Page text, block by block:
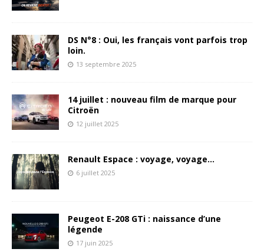
DS N°8 : Oui, les français vont parfois trop
loin.
13 septembre 2025
14 juillet : nouveau film de marque pour
Citroën
12 juillet 2025
Renault Espace : voyage, voyage…
6 juillet 2025
Peugeot E-208 GTi : naissance d’une
légende
17 juin 2025